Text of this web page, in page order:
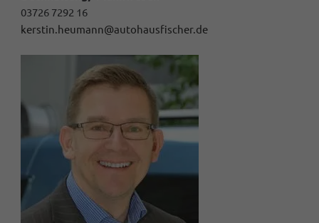
03726 7292 16
kerstin.heumann@autohausfischer.de